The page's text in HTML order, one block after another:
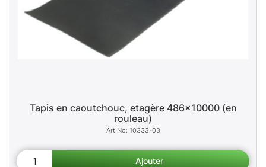
Tapis en caoutchouc, etagère 486x10000 (en
rouleau)
10333-03